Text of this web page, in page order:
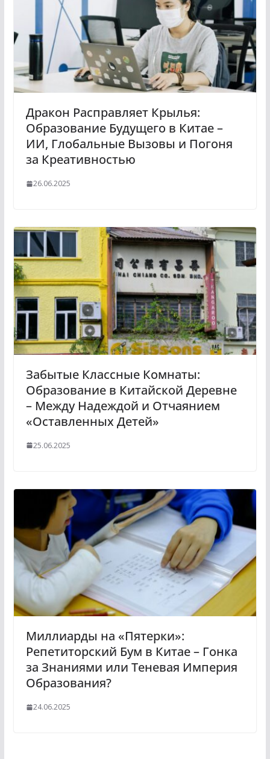
Дракон Расправляет Крылья:
Образование Будущего в Китае –
ИИ, Глобальные Вызовы и Погоня
за Креативностью
26.06.2025
Забытые Классные Комнаты:
Образование в Китайской Деревне
– Между Надеждой и Отчаянием
«Оставленных Детей»
25.06.2025
Миллиарды на «Пятерки»:
Репетиторский Бум в Китае – Гонка
за Знаниями или Теневая Империя
Образования?
24.06.2025